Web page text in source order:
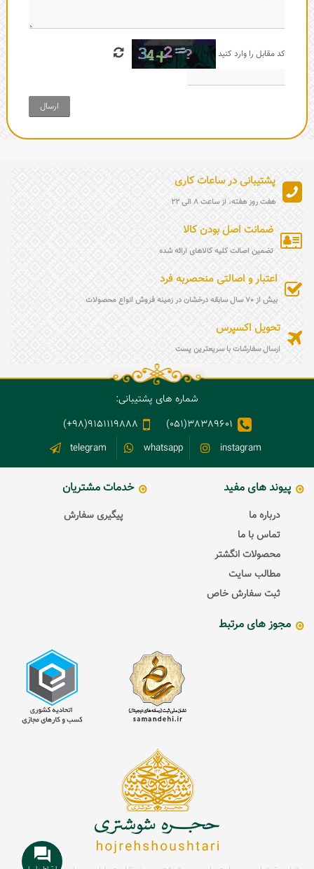
کد مقابل را وارد کنید
ارسال
پشتیبانی در ساعات کاری
هفت روز هفته، از ساعت 8 الی 22
ضمانت اصل بودن کالا
تضمین اصالت کلیه کالاهای ارائه شده
اعتبار و اصالتی منحصربه فرد
بیش از 70 سال سابقه درخشان در زمینه فروش انواع محصولات
تحویل اکسپرس
ارسال سفارشات با سریعترین پست
شماره های پشتیبانی:
38389601(051)
9151119888(98+)
instagram
whatsapp
telegram
پیوند های مفید
درباره ما
تماس با ما
محصولات انگشتر
مطالب سایت
ثبت سفارش خاص
خدمات مشتریان
پیگیری سفارش
مجوز های مرتبط